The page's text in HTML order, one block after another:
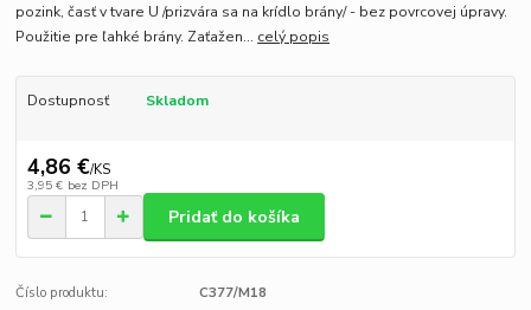
pozink, časť v tvare U /prizvára sa na krídlo brány/ - bez povrcovej úpravy.
Použitie pre ľahké brány. Zaťažen... celý popis
Dostupnosť Skladom
4,86 €/KS
3,95 € bez DPH
Pridať do košíka
Číslo produktu: C377/M18